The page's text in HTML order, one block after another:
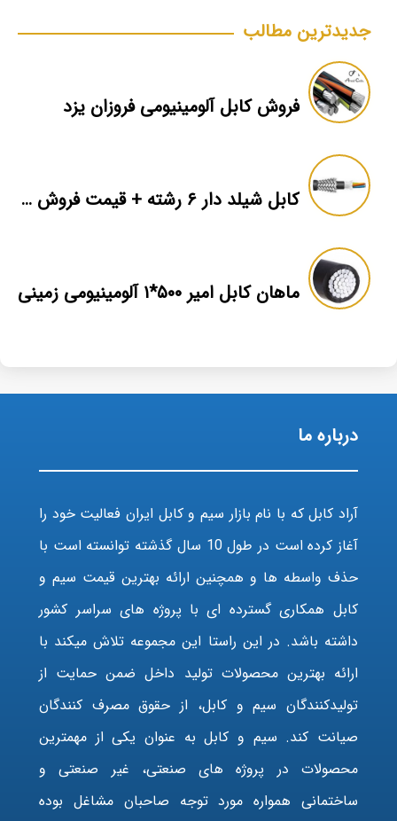
جدیدترین مطالب
فروش کابل آلومینیومی فروزان یزد
کابل شیلد دار ۶ رشته + قیمت فروش + اطلاعات فنی کابل
ماهان کابل امیر ۵۰۰*۱ آلومینیومی زمینی
درباره ما
آراد کابل که با نام بازار سیم و کابل ایران فعالیت خود را
آغاز کرده است در طول 10 سال گذشته توانسته است با
حذف واسطه ها و همچنین ارائه بهترین قیمت سیم و
کابل همکاری گسترده ای با پروژه های سراسر کشور
داشته باشد. در این راستا این مجموعه تلاش میکند با
ارائه بهترین محصولات تولید داخل ضمن حمایت از
تولیدکنندگان سیم و کابل، از حقوق مصرف کنندگان
صیانت کند. سیم و کابل به عنوان یکی از مهمترین
محصولات در پروژه های صنعتی، غیر صنعتی و
ساختمانی همواره مورد توجه صاحبان مشاغل بوده